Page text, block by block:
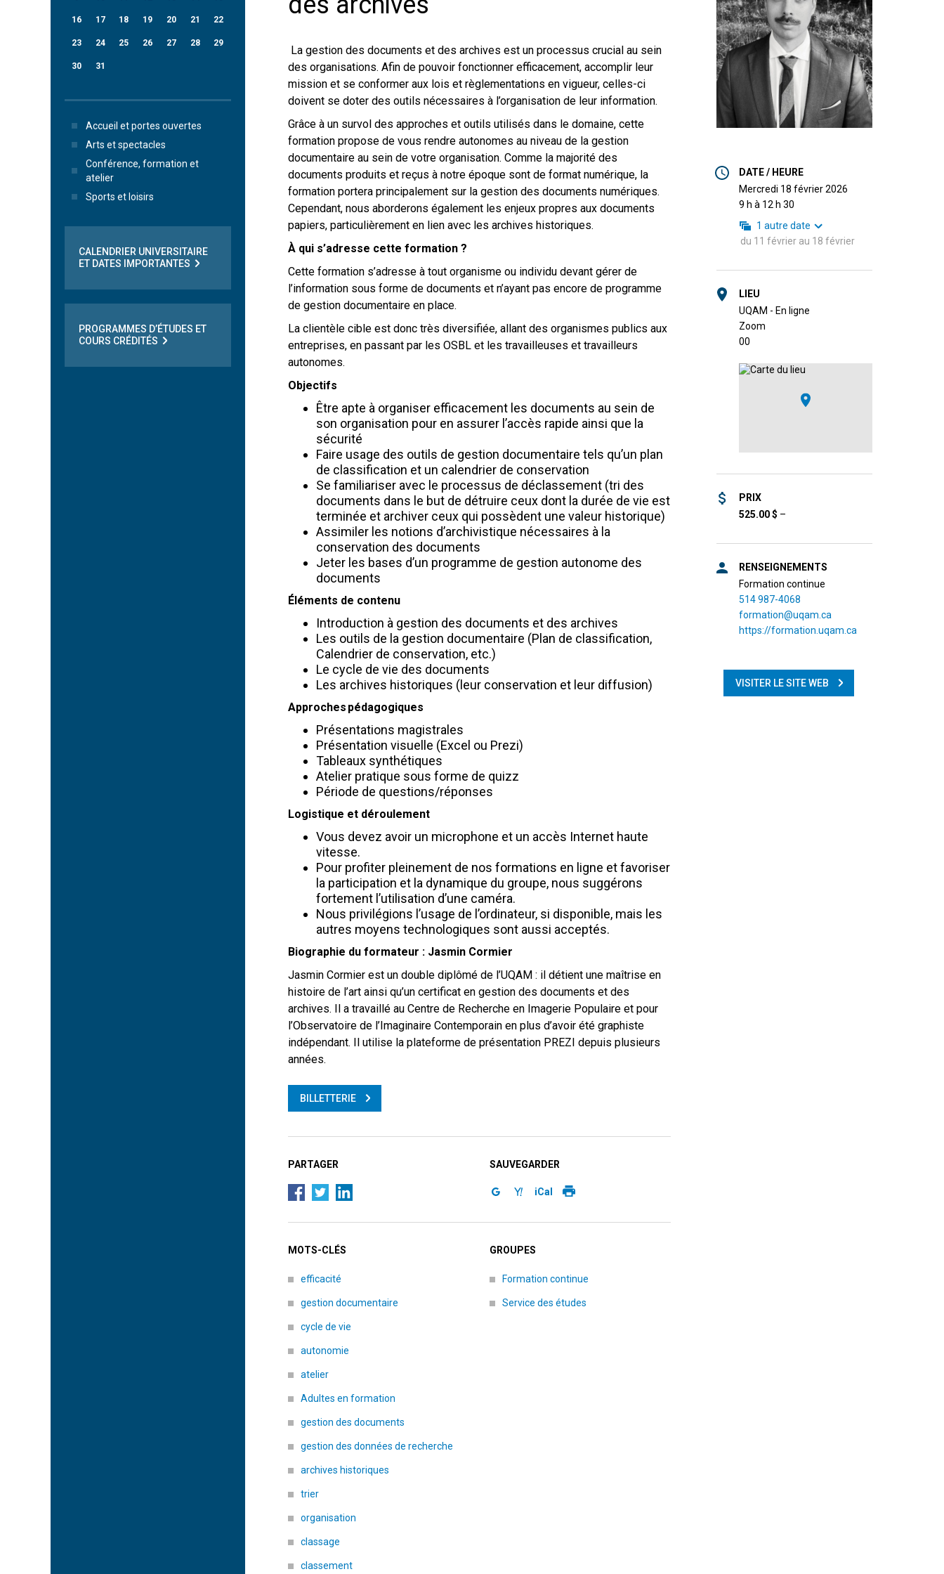
La gestion des documents et des archives est un processus crucial au sein
des organisations. Afin de pouvoir fonctionner efficacement, accomplir leur
mission et se conformer aux lois et règlementations en vigueur, celles-ci
doivent se doter des outils nécessaires à l’organisation de leur information.
Grâce à un survol des approches et outils utilisés dans le domaine, cette
formation propose de vous rendre autonomes au niveau de la gestion
documentaire au sein de votre organisation. Comme la majorité des
documents produits et reçus à notre époque sont de format numérique, la
formation portera principalement sur la gestion des documents numériques.
Cependant, nous aborderons également les enjeux propres aux documents
papiers, particulièrement en lien avec les archives historiques.
À qui s’adresse cette formation ?
Cette formation s’adresse à tout organisme ou individu devant gérer de
l’information sous forme de documents et n’ayant pas encore de programme
de gestion documentaire en place.
La clientèle cible est donc très diversifiée, allant des organismes publics aux
entreprises, en passant par les OSBL et les travailleuses et travailleurs
autonomes.
Objectifs
Être apte à organiser efficacement les documents au sein de
son organisation pour en assurer l’accès rapide ainsi que la
sécurité
Faire usage des outils de gestion documentaire tels qu’un plan
de classification et un calendrier de conservation
Se familiariser avec le processus de déclassement (tri des
documents dans le but de détruire ceux dont la durée de vie est
terminée et archiver ceux qui possèdent une valeur historique)
Assimiler les notions d’archivistique nécessaires à la
conservation des documents
Jeter les bases d’un programme de gestion autonome des
documents
Éléments de contenu
Introduction à gestion des documents et des archives
Les outils de la gestion documentaire (Plan de classification,
Calendrier de conservation, etc.)
Le cycle de vie des documents
Les archives historiques (leur conservation et leur diffusion)
Approches pédagogiques
Présentations magistrales
Présentation visuelle (Excel ou Prezi)
Tableaux synthétiques
Atelier pratique sous forme de quizz
Période de questions/réponses
Logistique et déroulement
Vous devez avoir un microphone et un accès Internet haute
vitesse.
Pour profiter pleinement de nos formations en ligne et favoriser
la participation et la dynamique du groupe, nous suggérons
fortement l’utilisation d’une caméra.
Nous privilégions l’usage de l’ordinateur, si disponible, mais les
autres moyens technologiques sont aussi acceptés.
Biographie du formateur : Jasmin Cormier
Jasmin Cormier est un double diplômé de l’UQAM : il détient une maîtrise en
histoire de l’art ainsi qu’un certificat en gestion des documents et des
archives. Il a travaillé au Centre de Recherche en Imagerie Populaire et pour
l’Observatoire de l’Imaginaire Contemporain en plus d’avoir été graphiste
indépendant. Il utilise la plateforme de présentation PREZI depuis plusieurs
années.
BILLETTERIE
DATE / HEURE
mercredi 18 février 2026
9 h à 12 h 30
1 autre date
du 11 février au 18 février
LIEU
UQAM - En ligne
Zoom
00
PRIX
525.00$ –
RENSEIGNEMENTS
Formation continue
514 987-4068
formation@uqam.ca
https://formation.uqam.ca
VISITER LE SITE WEB
PARTAGER SAUVEGARDER
iCal
MOTS-CLÉS
efficacité
gestion documentaire
cycle de vie
autonomie
atelier
Adultes en formation
gestion des documents
gestion des données de recherche
archives historiques
trier
organisation
classage
classement
GROUPES
Formation continue
Service des études
16 17 18 19 20 21 22
23 24 25 26 27 28 29
30 31
Accueil et portes ouvertes
Arts et spectacles
Conférence, formation et
atelier
Sports et loisirs
CALENDRIER UNIVERSITAIRE
ET DATES IMPORTANTES
PROGRAMMES D’ÉTUDES ET
COURS CRÉDITÉS